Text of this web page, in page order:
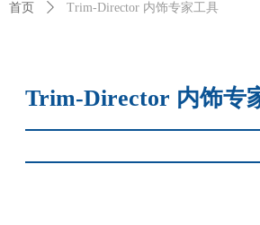
Trim-Director 内饰专
首页 ꄲ Trim-Director 内饰专家工具